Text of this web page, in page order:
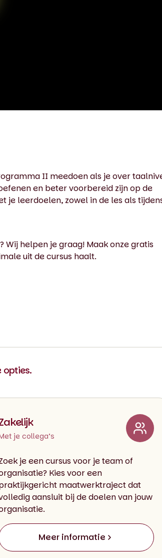
II meedoen als je over
en beter voorbereid zijn op de
je leerdoelen, zowel in de les als
Wij helpen je graag! Maak onze gratis
uit de cursus haalt.
opties.
je collega’s
je een cursus voor je team of
Kies voor een
maatwerktraject dat
aansluit bij de doelen van jouw
Meer informatie